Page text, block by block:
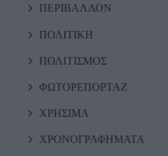
ΠΕΡΙΒΑΛΛΟΝ
ΠΟΛΙΤΙΚΗ
ΠΟΛΙΤΙΣΜΟΣ
ΦΩΤΟΡΕΠΟΡΤΑΖ
ΧΡΗΣΙΜΑ
ΧΡΟΝΟΓΡΑΦΗΜΑΤΑ